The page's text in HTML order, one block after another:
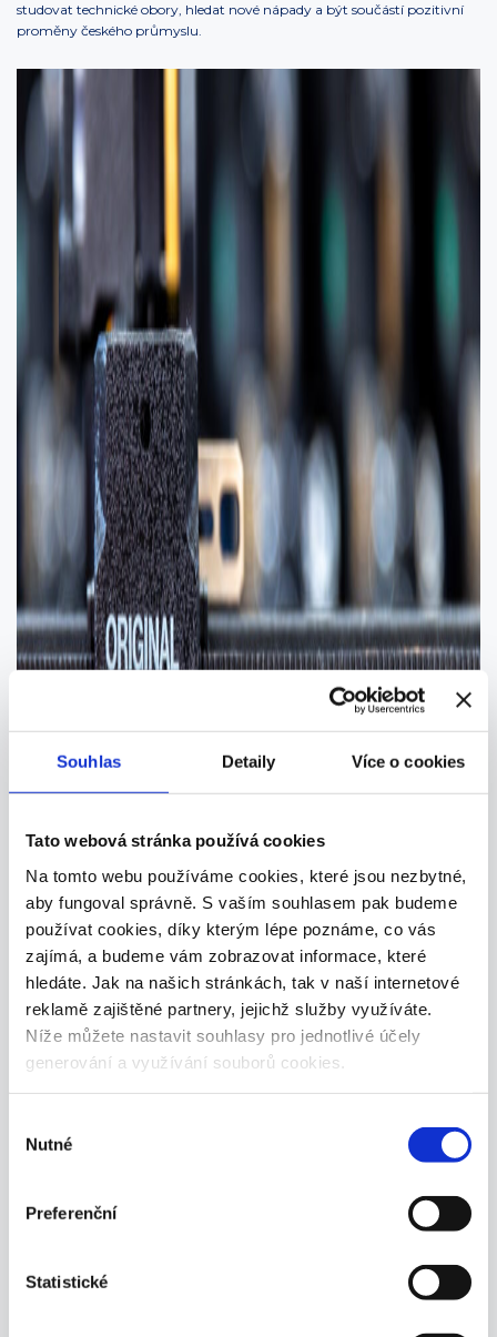
Souhlas Detaily Více o cookies
Tato webová stránka používá cookies
Na tomto webu používáme cookies, které jsou nezbytné,
aby fungoval správně. S vaším souhlasem pak budeme
používat cookies, díky kterým lépe poznáme, co vás
zajímá, a budeme vám zobrazovat informace, které
hledáte. Jak na našich stránkách, tak v naší internetové
reklamě zajištěné partnery, jejichž služby využíváte.
Níže můžete nastavit souhlasy pro jednotlivé účely
generování a využívání souborů cookies.
souhlasu
Nutné
Preferenční
Statistické
studovat technické obory, hledat nové nápady a být součástí pozitivní
proměny českého průmyslu.